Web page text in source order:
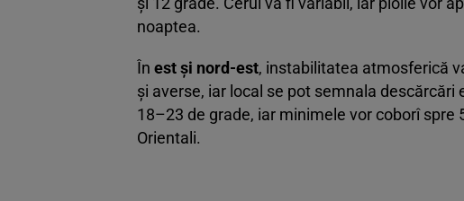
noaptea.
În est și nord-est, instabilitatea atmosferică
și averse, iar local se pot semnala
18–23 de grade, iar minimele vor coborî
Orientali.